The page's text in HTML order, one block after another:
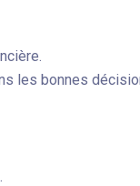
les bonnes